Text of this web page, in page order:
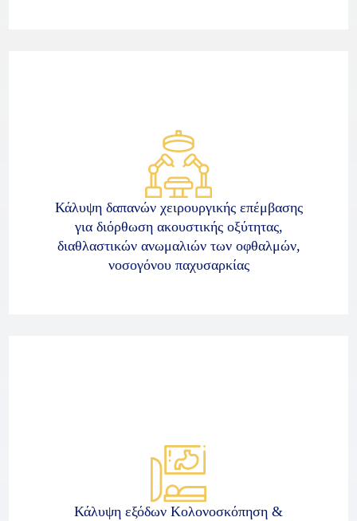
Κάλυψη δαπανών χειρουργικής επέμβασης
για διόρθωση ακουστικής οξύτητας,
διαθλαστικών ανωμαλιών των οφθαλμών,
νοσογόνου παχυσαρκίας
Κάλυψη εξόδων Κολονοσκόπηση &